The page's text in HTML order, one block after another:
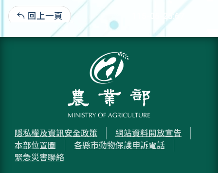
回上一頁 115-05-25:67
隱私權及資訊安全政策
網站資料開放宣告
本部位置圖
各縣市動物保護申訴電話
緊急災害聯絡